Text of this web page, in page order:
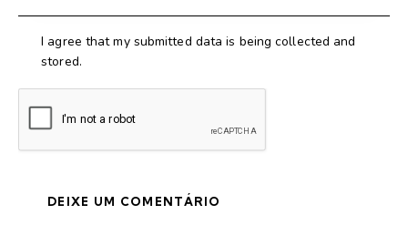
I agree that my submitted data is being collected and
stored.